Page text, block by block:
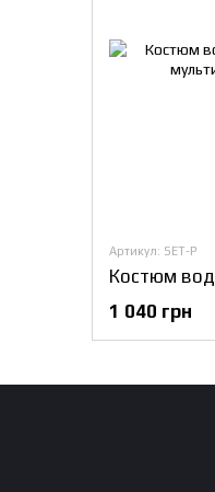
Артикул: SET-P
1 040 грн